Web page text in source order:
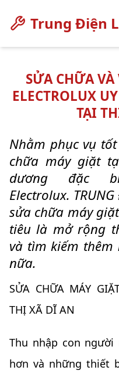
Trung Điện
SỬA CHỮA
ELECTROLUX
TẠI
Nhằm phục vụ
chữa máy giặt
dương đặc
Electrolux.
sửa chữa máy
tiêu là mở rộng
và tìm kiếm thêm
nữa.
SỬA CHỮA MÁY
THỊ XÃ DĨ AN
Thu nhập con người
hơn và những thiết